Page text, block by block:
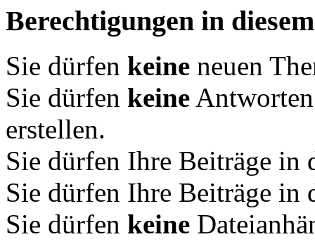
Berechtigungen in
Sie dürfen keine neuen
Sie dürfen keine
erstellen.
Sie dürfen Ihre Beiträge in
Sie dürfen Ihre Beiträge in
Sie dürfen keine